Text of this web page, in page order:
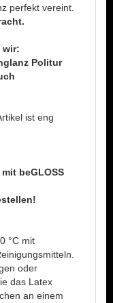
perfekt vereint.
wir:
Politur
ist eng
mit beGLOSS
°C mit
oder
das Latex
an einem